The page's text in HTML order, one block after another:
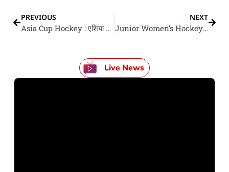
PREVIOUS
Asia Cup Hockey : एशिया कप खातिर भारतीय हॉकी टीम के एलान, लाकड़ा आ दिलप्रीत के मिलल जगह; देखी स्क्वॉड
NEXT
Junior Women’s Hockey World Cup : भारत दर्ज कइलस सानदार जीत, प्लेऑफ में वेल्स के 3-1 से हरवलस
Live News